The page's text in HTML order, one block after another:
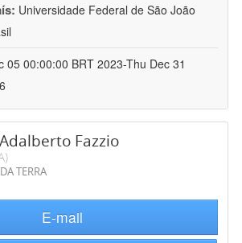
Universidade Federal de São João
05 00:00:00 BRT 2023-Thu Dec 31
Adalberto Fazzio
TERRA
E-mail